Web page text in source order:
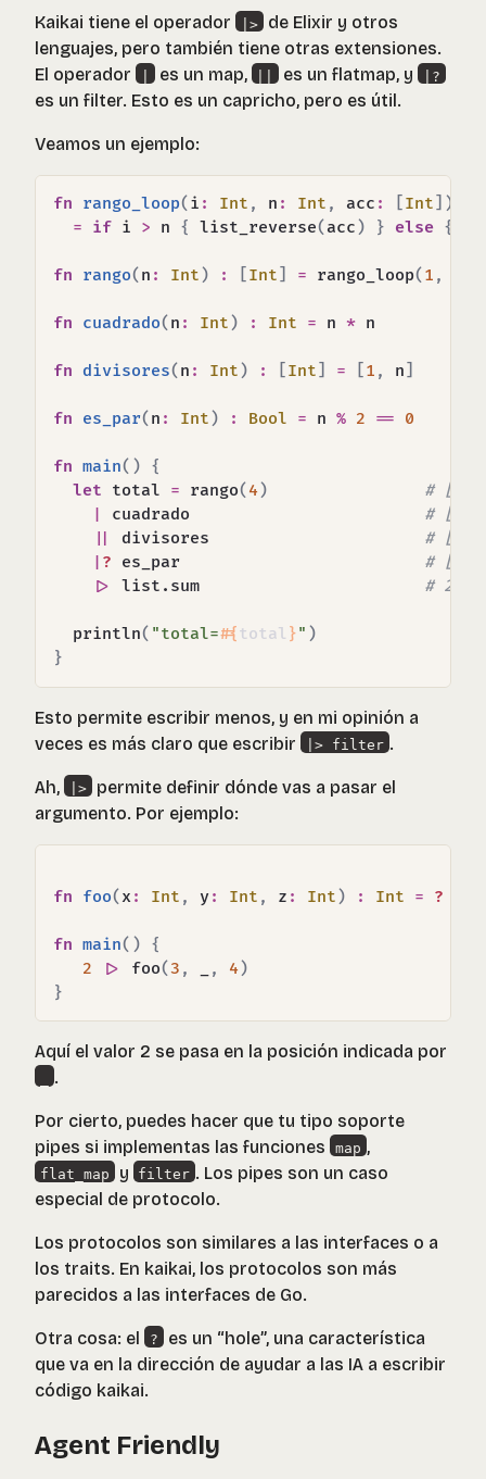
Kaikai tiene el operador |> de Elixir y otros
lenguajes, pero también tiene otras extensiones.
El operador
es un map, es un flatmap, y |?
es un filter. Esto es un capricho, pero es útil.
Veamos un ejemplo:
fn rango_loop(i : Int , n : Int , acc : [Int] )
= if i > n { list_reverse(acc) } else {
fn rango(n : Int) : [Int] = rango_loop(1 ,
fn cuadrado(n : Int) : Int = n * n
fn divisores(n : Int) : [Int] = [1 , n]
fn es_par(n : Int) : Bool = n % 2 == 0
fn main( ) {
let total = rango(4)
# [1,
|
cuadrado # [1,
| | divisores # [1,
| ? es_par #
|>
list.sum # 20
  println
( "total=#{total }" )
}
Esto permite escribir menos, y en mi opinión a
veces es más claro que escribir
|> filter .
Ah, |> permite definir dónde vas a pasar el
argumento. Por ejemplo:
fn foo(x: Int , y: Int , z : Int) : Int = ?
fn main( ) {
2
|> foo(3 , , 4)
}
Aquí el valor 2 se pasa en la posición indicada por
.
Por cierto, puedes hacer que tu tipo soporte
pipes si implementas las funciones
map ,
flat_map y filter . Los pipes son un caso
especial de protocolo.
Los protocolos son similares a las interfaces o a
los traits. En kaikai, los protocolos son más
parecidos a las interfaces de Go.
Otra cosa: el ? es un “hole”, una característica
que va en la dirección de ayudar a las IA a escribir
código kaikai.
Agent Friendly